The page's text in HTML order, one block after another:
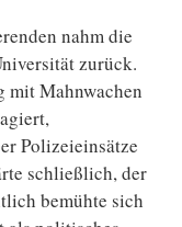
nahm die
zurück.
mit Mahnwachen
Polizeieinsätze
schließlich, der
bemühte sich